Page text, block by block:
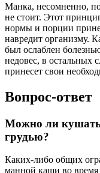
Манка, несомненно,
не стоит. Этот
нормы и порции
навредит организму.
был ослаблен
недовес, в остальных
принесет свои
Вопрос-ответ
Можно ли
грудью?
Каких-либо общих
манной каши во